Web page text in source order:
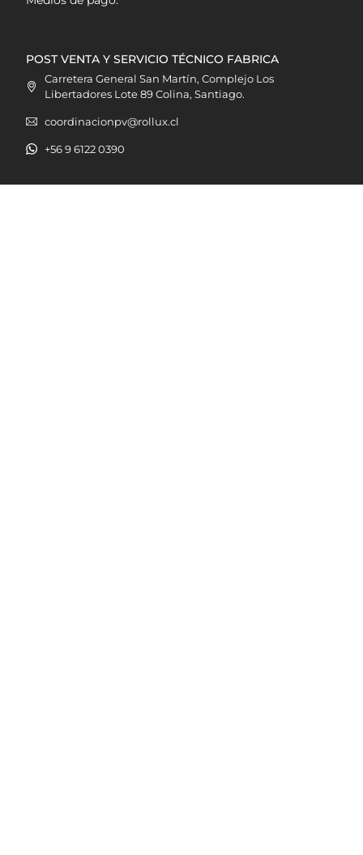
POST VENTA Y SERVICIO TÉCNICO FABRICA
Carretera General San Martín, Complejo Los
Libertadores Lote 89 Colina, Santiago.
coordinacionpv@rollux.cl
+56 9 6122 0390